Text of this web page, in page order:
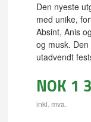
Den nyeste
med unike,
Absint, Anis
og musk.
utadvendt
NOK 1
inkl. mva.